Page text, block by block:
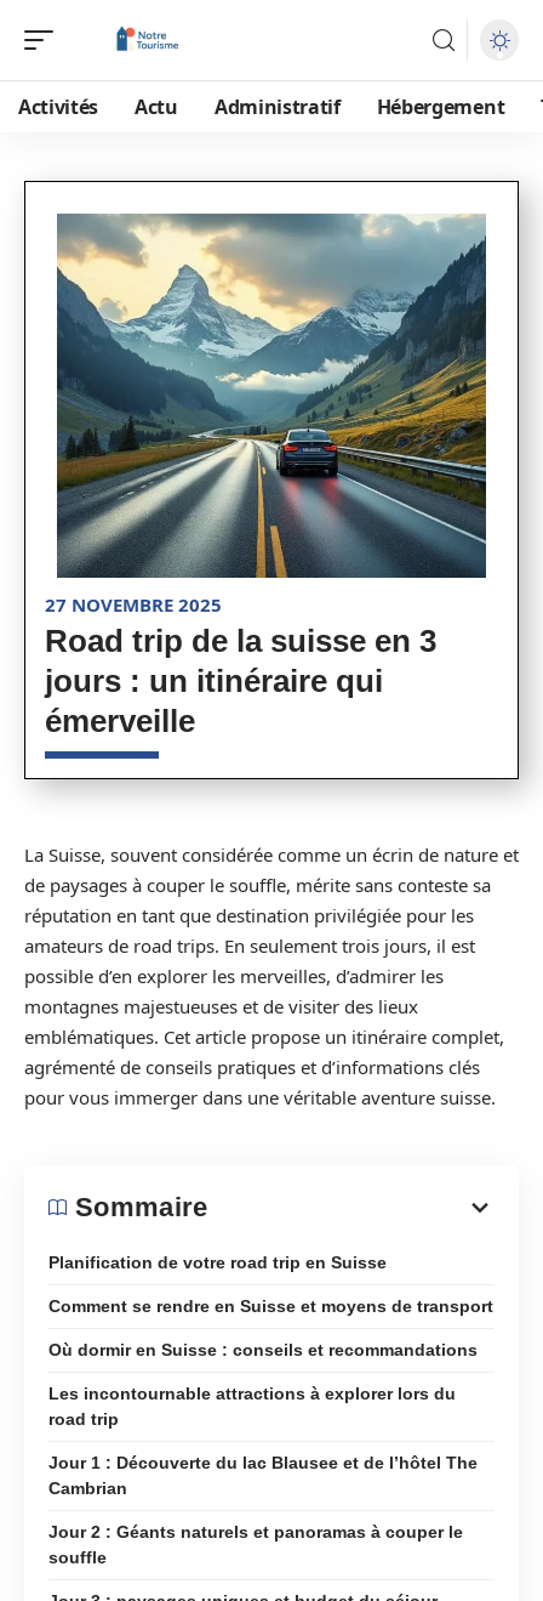
Activités Actu Administratif Hébergement
27 NOVEMBRE 2025
Road trip de la suisse en 3
jours : un itinéraire qui
émerveille
La Suisse, souvent considérée comme un écrin de nature et
de paysages à couper le souffle, mérite sans conteste sa
réputation en tant que destination privilégiée pour les
amateurs de road trips. En seulement trois jours, il est
possible d’en explorer les merveilles, d’admirer les
montagnes majestueuses et de visiter des lieux
emblématiques. Cet article propose un itinéraire complet,
agrémenté de conseils pratiques et d’informations clés
pour vous immerger dans une véritable aventure suisse.
Sommaire
Planification de votre road trip en Suisse
Comment se rendre en Suisse et moyens de transport
Où dormir en Suisse : conseils et recommandations
Les incontournable attractions à explorer lors du
road trip
Jour 1 : Découverte du lac Blausee et de l’hôtel The
Cambrian
Jour 2 : Géants naturels et panoramas à couper le
souffle